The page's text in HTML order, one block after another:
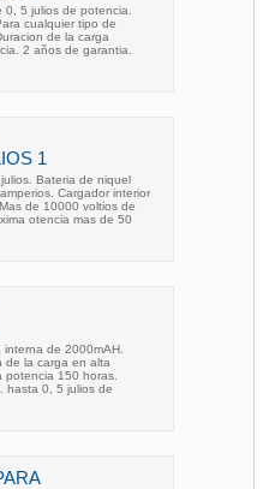
5 julios de potencia.
cualquier tipo de
de la carga
2 años de garantia.
1
Bateria de niquel
Cargador interior
de 10000 voltios de
otencia mas de 50
de 2000mAH.
de la carga en alta
150 horas.
hasta 0, 5 julios de